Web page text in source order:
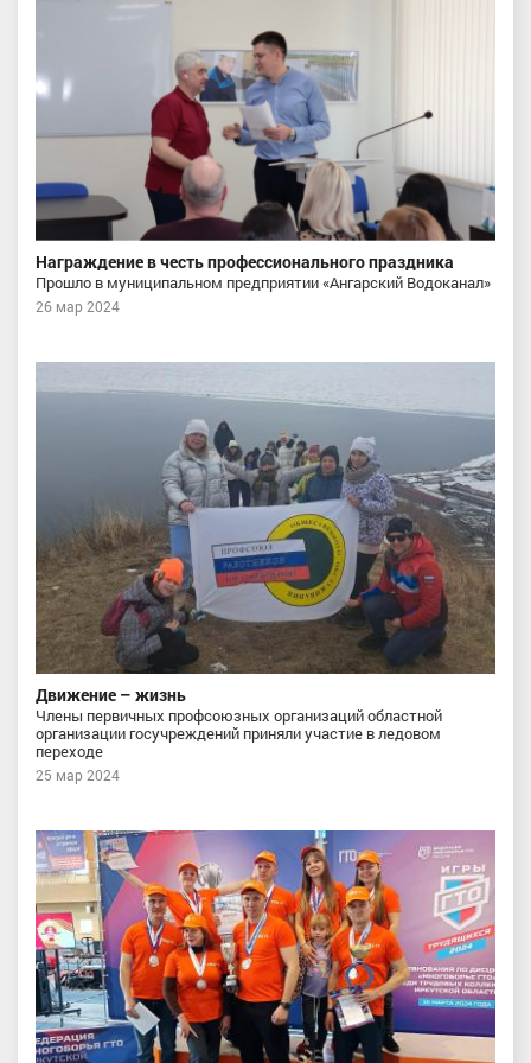
Награждение в честь профессионального праздника
Прошло в муниципальном предприятии «Ангарский Водоканал»
26 мар 2024
Движение – жизнь
Члены первичных профсоюзных организаций областной
организации госучреждений приняли участие в ледовом
переходе
25 мар 2024